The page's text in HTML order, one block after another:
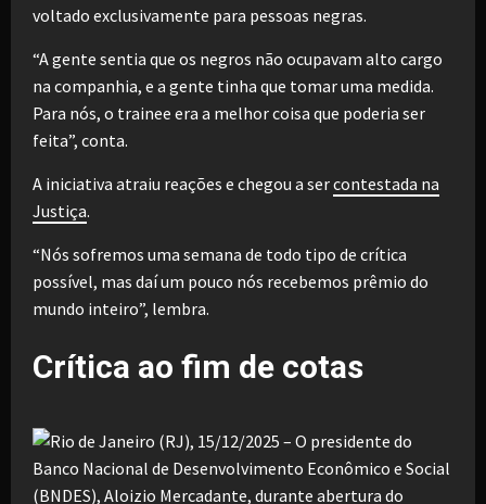
voltado exclusivamente para pessoas negras.
“A gente sentia que os negros não ocupavam alto cargo
na companhia, e a gente tinha que tomar uma medida.
Para nós, o trainee era a melhor coisa que poderia ser
feita”, conta.
A iniciativa atraiu reações e chegou a sercontestada na
Justiça.
“Nós sofremos uma semana de todo tipo de crítica
possível, mas daí um pouco nós recebemos prêmio do
mundo inteiro”, lembra.
Crítica ao fim de cotas